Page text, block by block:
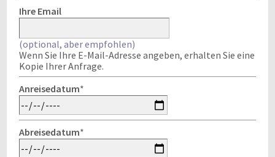
Ihre Email
(optional, aber empfohlen)
Wenn Sie Ihre E-Mail-Adresse angeben, erhalten Sie eine
Kopie Ihrer Anfrage.
Anreisedatum*
Abreisedatum*